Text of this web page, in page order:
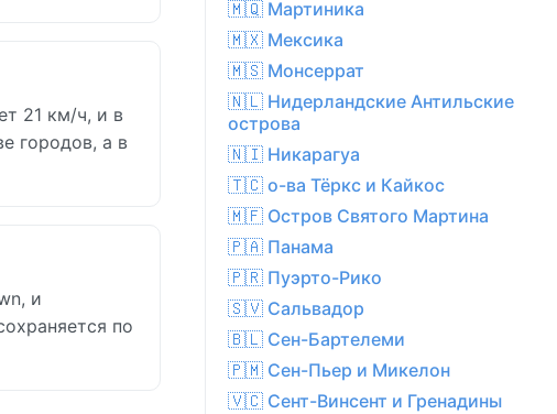
21 км/ч, и в
городов, а в
и
по
🇲🇶 Мартиника
🇲🇽 Мексика
🇲🇸 Монсеррат
🇳🇱 Нидерландские Антильские
острова
🇳🇮 Никарагуа
🇹🇨 о-ва Тёркс и Кайкос
🇲🇫 Остров Святого Мартина
🇵🇦 Панама
🇵🇷 Пуэрто-Рико
🇸🇻 Сальвадор
🇧🇱 Сен-Бартелеми
🇵🇲 Сен-Пьер и Микелон
🇻🇨 Сент-Винсент и Гренадины